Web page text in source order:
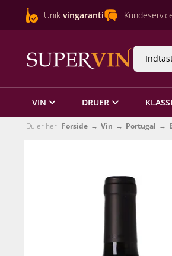
Unik vingaranti
VIN DRUER
Du er her: Forside Vin Portugal